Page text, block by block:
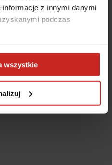
informacje z innymi danymi
podczas
wszystkie
more information)